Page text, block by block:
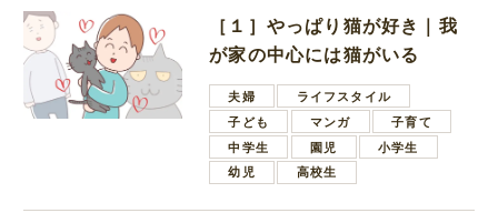
［１］やっぱり猫が好き｜我
が家の中心には猫がいる
夫婦
ライフスタイル
子ども
マンガ
子育て
中学生
園児
小学生
幼児
高校生